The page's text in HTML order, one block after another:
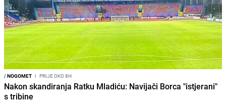
/NOGOMET I PRIJE OKO 8H
Nakon skandiranja Ratku Mladiću: Navijači Borca "istjerani"
s tribine